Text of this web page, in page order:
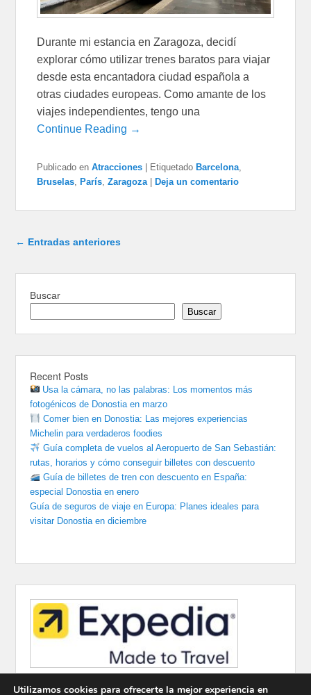
Durante mi estancia en Zaragoza, decidí
explorar cómo utilizar trenes baratos para viajar
desde esta encantadora ciudad española a
otras ciudades europeas. Como amante de los
viajes independientes, tengo una
Continue Reading →
Publicado en Atracciones Etiquetado Barcelona,
Bruselas, París,Zaragoza Deja un comentario
Navegación de entradas
← Entradas anteriores
Buscar
Buscar
Recent Posts
Usa la cámara, no las palabras: Los momentos más
fotogénicos de Donostia en marzo
Comer bien en Donostia: Las mejores experiencias
Michelin para verdaderos foodies
Guía completa de vuelos al Aeropuerto de San Sebastián:
rutas, horarios y cómo conseguir billetes con descuento
Guía de billetes de tren con descuento en España:
especial Donostia en enero
Guía de seguros de viaje en Europa: Planes ideales para
visitar Donostia en diciembre
Utilizamos cookies para ofrecerte la mejor experiencia en